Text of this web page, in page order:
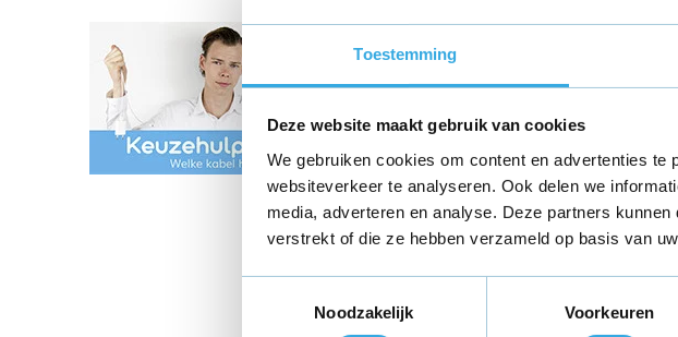
Toestemming
Deze website maakt gebruik van cookies
We gebruiken cookies om content en advertenties
websiteverkeer te analyseren. Ook delen we
media, adverteren en analyse. Deze partners
verstrekt of die ze hebben verzameld op basis van
Noodzakelijk
Voorkeuren
adapter 5V Wit
€ 12,95
Aansluiting:
USB-A
Vermogen:
Morgen in huis